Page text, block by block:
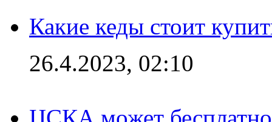
Какие кеды стоит
26.4.2023, 02:10